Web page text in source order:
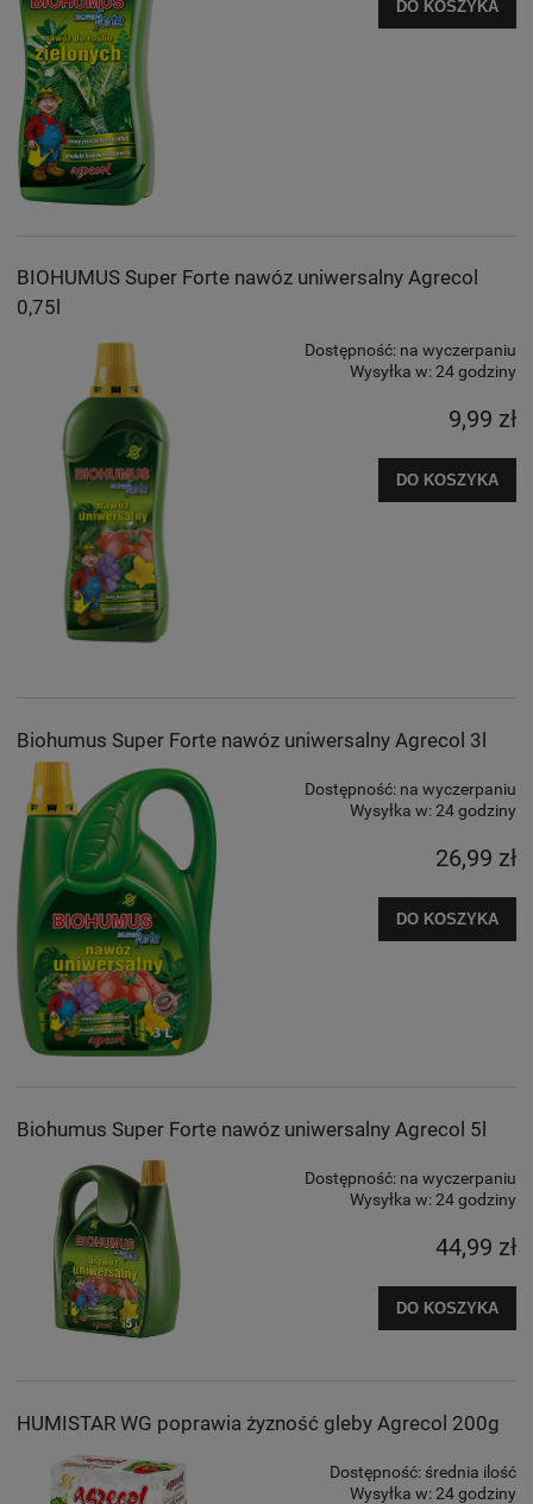
DO KOSZYKA
BIOHUMUS Super Forte nawóz uniwersalny Agrecol
0,75l
Dostępność: na wyczerpaniu
Wysyłka w:24 godziny
9,99 zł
DO KOSZYKA
Biohumus Super Forte nawóz uniwersalny Agrecol 3l
Dostępność: na wyczerpaniu
Wysyłka w:24 godziny
26,99 zł
DO KOSZYKA
Biohumus Super Forte nawóz uniwersalny Agrecol 5l
Dostępność: na wyczerpaniu
Wysyłka w:24 godziny
44,99 zł
DO KOSZYKA
HUMISTAR WG poprawia żyzność gleby Agrecol 200g
Dostępność: średnia ilość
Wysyłka w:24 godziny